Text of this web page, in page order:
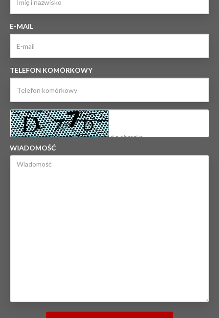
E-MAIL
TELEFON KOMÓRKOWY
WIADOMOŚĆ